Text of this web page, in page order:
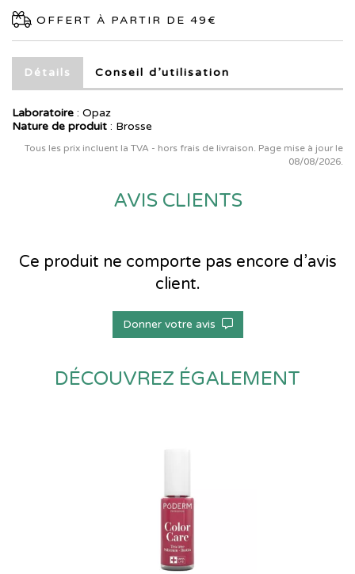
OFFERT À PARTIR DE 49€
Détails Conseil d’utilisation
Laboratoire : Opaz
Nature de produit : Brosse
Tous les prix incluent la TVA - hors frais de livraison. Page mise à jour le
08/08/2026.
AVIS CLIENTS
Ce produit ne comporte pas encore d’avis
client.
Donner votre avis
DÉCOUVREZ ÉGALEMENT